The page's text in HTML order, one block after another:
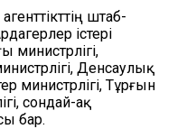
штаб-
істері
Денсаулық
министрлігі, Тұрғын
сондай-ақ
бар.